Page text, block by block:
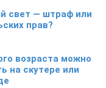
свет — штраф или
прав?
возраста можно
на скутере или